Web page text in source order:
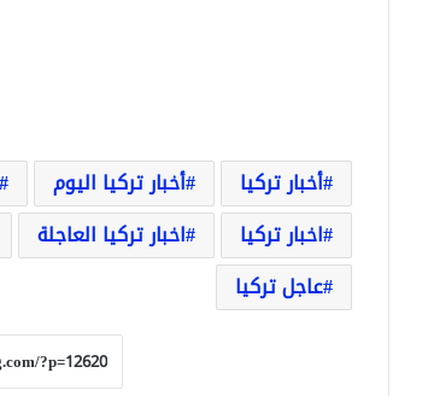
أخبار تركيا أخبار تركيا اليوم
اخبار تركيا
اخبار تركيا العاجلة
عاجل تركيا